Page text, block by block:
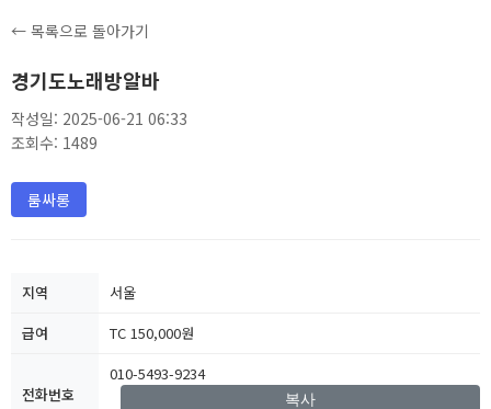
← 목록으로 돌아가기
경기도노래방알바
작성일: 2025-06-21 06:33
조회수: 1489
룸싸롱
지역
서울
급여
TC 150,000원
전화번호
010-5493-9234
복사